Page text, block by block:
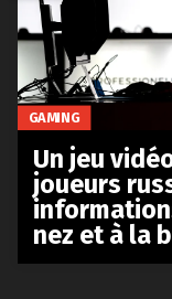
GAMING
Un jeu
joueurs
nez et à la